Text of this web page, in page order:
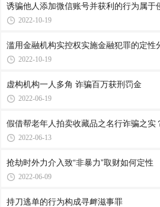
诱骗他人添加微信账号并获利的行为属于
2022-10-19
滥用金融机构实控权实施金融犯罪的定性
2022-10-19
虚构机构一人多角 诈骗百万获刑罚金
2022-06-19
假借帮老年人拍卖收藏品之名行诈骗之实
2022-06-13
抢劫时外力介入致“非暴力”取财如何定性
2022-06-09
持刀逃单的行为构成寻衅滋事罪